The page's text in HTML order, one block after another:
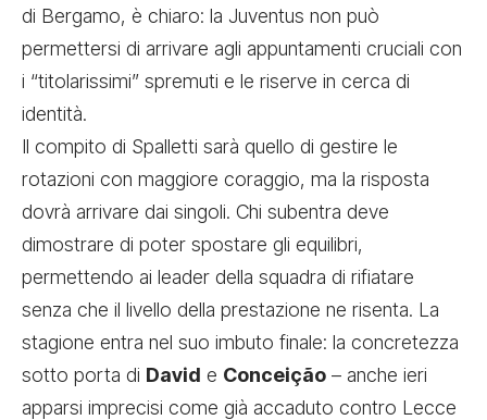
di Bergamo, è chiaro: la Juventus non può
permettersi di arrivare agli appuntamenti cruciali con
i “titolarissimi” spremuti e le riserve in cerca di
identità.
Il compito di Spalletti sarà quello di gestire le
rotazioni con maggiore coraggio, ma la risposta
dovrà arrivare dai singoli. Chi subentra deve
dimostrare di poter spostare gli equilibri,
permettendo ai leader della squadra di rifiatare
senza che il livello della prestazione ne risenta. La
stagione entra nel suo imbuto finale: la concretezza
sotto porta di David e Conceição – anche ieri
apparsi imprecisi come già accaduto contro Lecce